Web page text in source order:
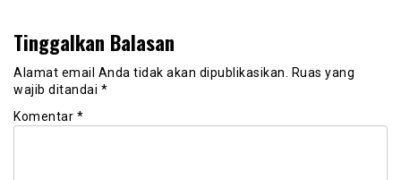
Tinggalkan Balasan
Alamat email Anda tidak akan dipublikasikan.
Ruas yang
wajib ditandai *
Komentar *